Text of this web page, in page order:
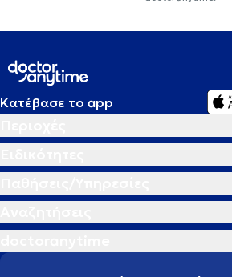
Κατέβασε το app